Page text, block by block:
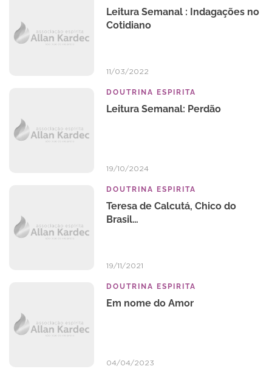
Leitura Semanal : Indagações no
Cotidiano
11/03/2022
DOUTRINA ESPIRITA
Leitura Semanal: Perdão
19/10/2024
DOUTRINA ESPIRITA
Teresa de Calcutá, Chico do
Brasil…
19/11/2021
DOUTRINA ESPIRITA
Em nome do Amor
04/04/2023